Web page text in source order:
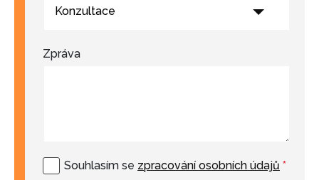
Konzultace
Zpráva
Souhlasím se zpracování osobních údajů *